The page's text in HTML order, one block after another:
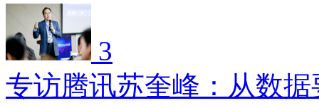
3
专访腾讯苏奎峰：从数据